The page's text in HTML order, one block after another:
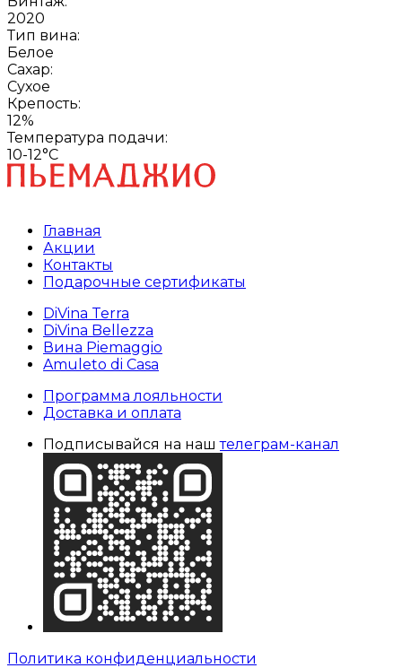
2020
Тип вина:
Белое
Сахар:
Сухое
Крепость:
12%
Температура подачи:
10-12°C
Главная
Акции
Контакты
Подарочные сертификаты
DiVina Terra
DiVina Bellezza
Вина Piemaggio
Amuleto di Casa
Программа лояльности
Доставка и оплата
Подписывайся на наштелеграм-канал
Политика конфиденциальности